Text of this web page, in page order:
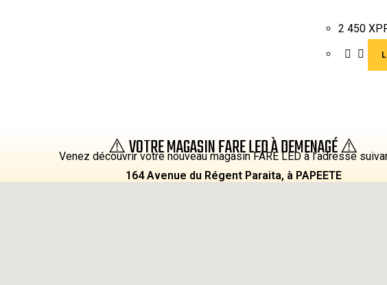
2 450
⚠️ VOTRE MAGASIN FARE LED À DEMENAGÉ ⚠️
Venez découvrir votre nouveau magasin FARE LED à l’adresse
164 Avenue du Régent Paraita, à PAPEETE